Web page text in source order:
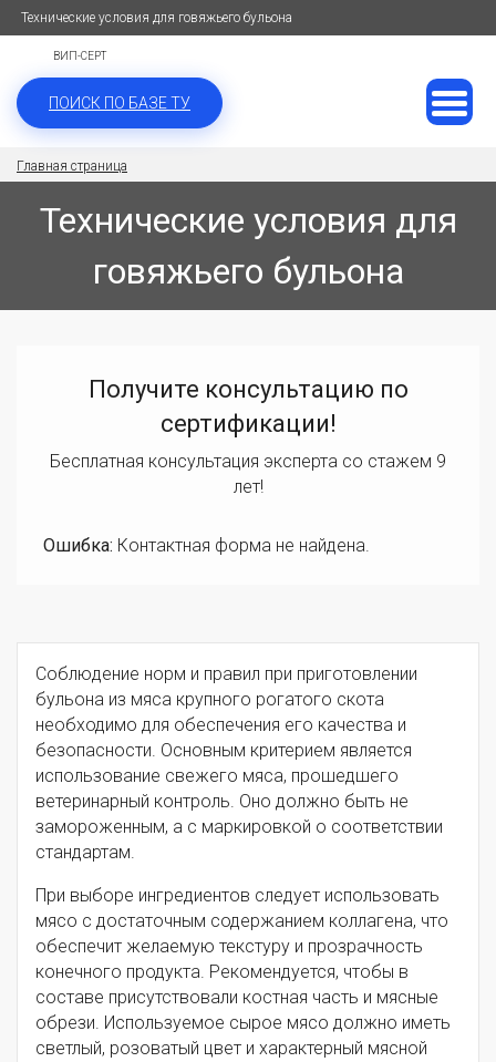
Технические условия для говяжьего бульона
ВИП-СЕРТ
ПОИСК ПО БАЗЕ ТУ
Главная страница
Технические условия для
говяжьего бульона
Получите консультацию по
сертификации!
Бесплатная консультация эксперта со стажем 9
лет!
Ошибка: Контактная форма не найдена.
Соблюдение норм и правил при приготовлении
бульона из мяса крупного рогатого скота
необходимо для обеспечения его качества и
безопасности. Основным критерием является
использование свежего мяса, прошедшего
ветеринарный контроль. Оно должно быть не
замороженным, а с маркировкой о соответствии
стандартам.
При выборе ингредиентов следует использовать
мясо с достаточным содержанием коллагена, что
обеспечит желаемую текстуру и прозрачность
конечного продукта. Рекомендуется, чтобы в
составе присутствовали костная часть и мясные
обрези. Используемое сырое мясо должно иметь
светлый, розоватый цвет и характерный мясной